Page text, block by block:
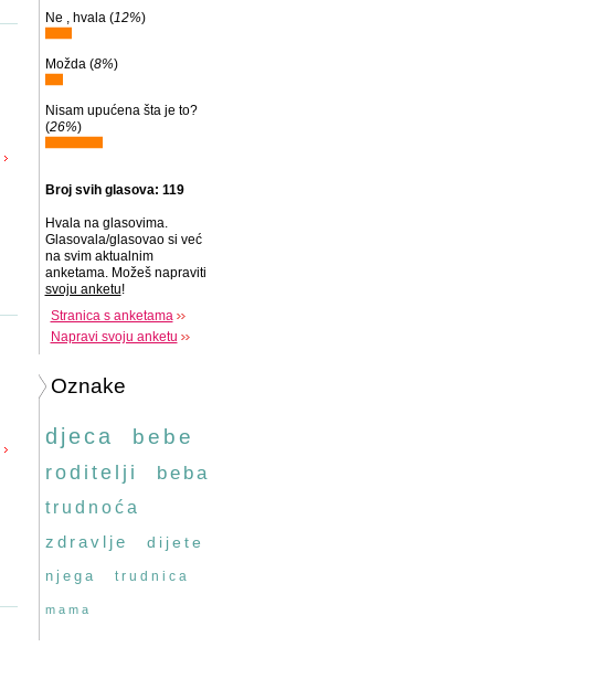
Ne , hvala (12%)
Možda (8%)
Nisam upućena šta je to?
(26%)
Broj svih glasova: 119
Hvala na glasovima.
Glasovala/glasovao si već
na svim aktualnim
anketama. Možeš napraviti
svoju anketu!
Stranica s anketama
Napravi svoju anketu
Oznake
djeca bebe
roditelji beba
trudnoća
zdravlje
dijete
njega trudnica
mama